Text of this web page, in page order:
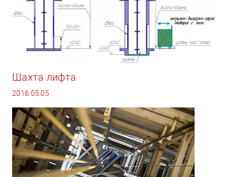
Шахта лифта
2016.05.05